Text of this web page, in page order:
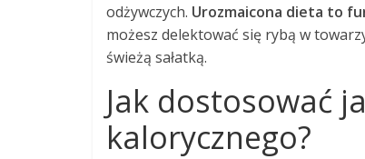
odżywczych. Urozmaicona dieta to
możesz delektować się rybą w
świeżą sałatką.
Jak dostosować
kalorycznego?